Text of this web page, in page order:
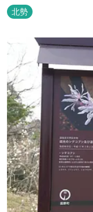
分）
北勢